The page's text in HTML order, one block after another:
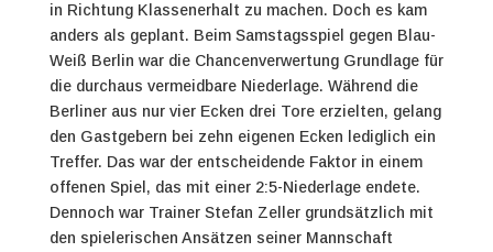
in Richtung Klassenerhalt zu machen. Doch es kam
anders als geplant. Beim Samstagsspiel gegen Blau-
Weiß Berlin war die Chancenverwertung Grundlage für
die durchaus vermeidbare Niederlage. Während die
Berliner aus nur vier Ecken drei Tore erzielten, gelang
den Gastgebern bei zehn eigenen Ecken lediglich ein
Treffer. Das war der entscheidende Faktor in einem
offenen Spiel, das mit einer 2:5-Niederlage endete.
Dennoch war Trainer Stefan Zeller grundsätzlich mit
den spielerischen Ansätzen seiner Mannschaft